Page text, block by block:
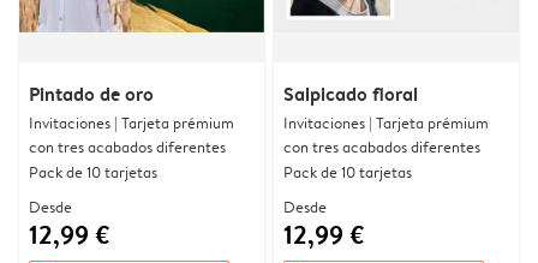
Pintado de oro
Invitaciones | Tarjeta prémium
con tres acabados diferentes
Pack de 10 tarjetas
Desde
12,99 €
Salpicado floral
Invitaciones | Tarjeta prémium
con tres acabados diferentes
Pack de 10 tarjetas
Desde
12,99 €